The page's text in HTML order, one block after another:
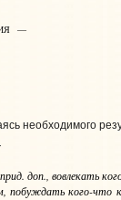
—
необходимого
доп., вовлекать
, побуждатького-что